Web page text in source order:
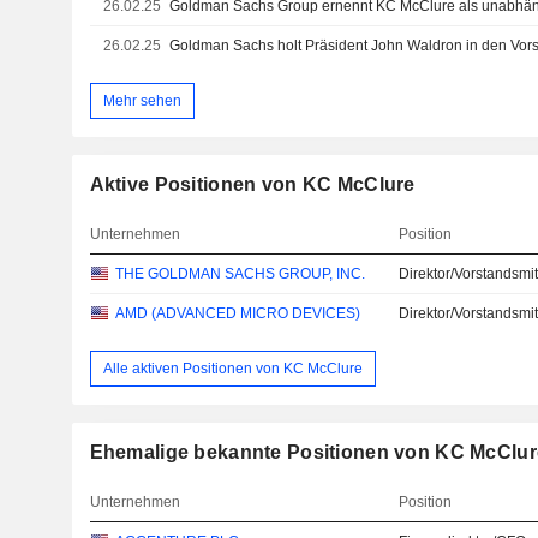
26.02.25
26.02.25 Goldman Sachs holt Präsident John Waldron in den
Mehr sehen
Aktive Positionen von KC McClure
Unternehmen Position
THE GOLDMAN SACHS GROUP, INC. Direktor/
AMD (ADVANCED MICRO DEVICES) Direktor/
Alle aktiven Positionen von KC McClure
Ehemalige bekannte Positionen von KC
Unternehmen Position